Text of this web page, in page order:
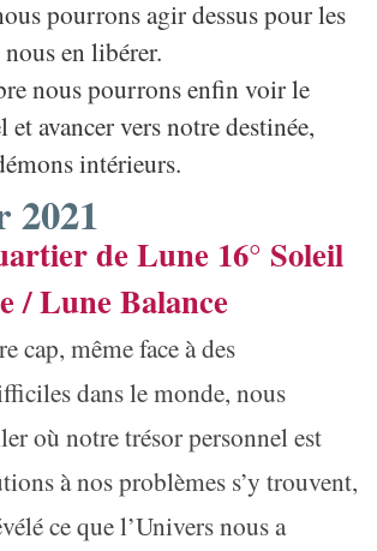
pourrons agir dessus pour les
en libérer.
nous pourrons enfin voir le
avancer vers notre destinée,
intérieurs.
2021
de Lune 16° Soleil
/ Lune Balance
cap, même face à des
dans le monde, nous
où notre trésor personnel est
à nos problèmes s’y trouvent,
ce que l’Univers nous a